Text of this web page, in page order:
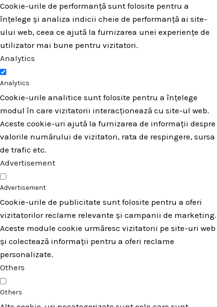
Cookie-urile de performanță sunt folosite pentru a
înțelege și analiza indicii cheie de performanță ai site-
ului web, ceea ce ajută la furnizarea unei experiențe de
utilizator mai bune pentru vizitatori.
Analytics
Analytics
Cookie-urile analitice sunt folosite pentru a înțelege
modul în care vizitatorii interacționează cu site-ul web.
Aceste cookie-uri ajută la furnizarea de informații despre
valorile numărului de vizitatori, rata de respingere, sursa
de trafic etc.
Advertisement
Advertisement
Cookie-urile de publicitate sunt folosite pentru a oferi
vizitatorilor reclame relevante și campanii de marketing.
Aceste module cookie urmăresc vizitatorii pe site-uri web
și colectează informații pentru a oferi reclame
personalizate.
Others
Others